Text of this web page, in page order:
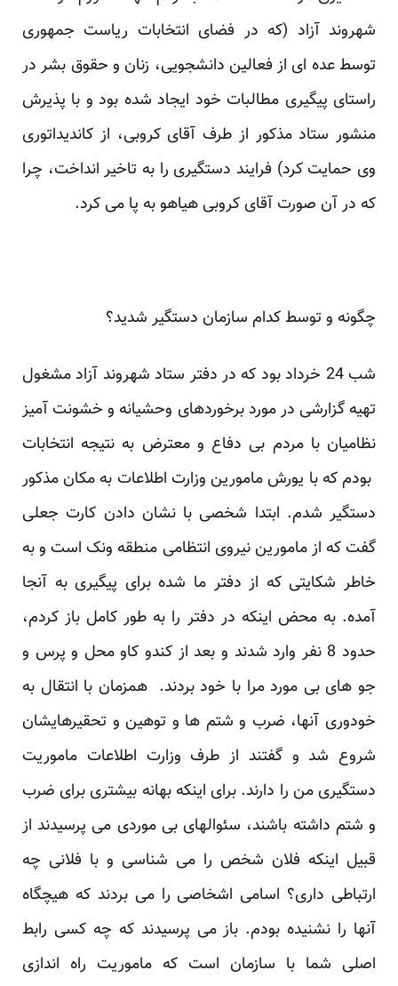
شهروند آزاد (که در فضای انتخابات ریاست جمهوری
توسط عده ای از فعالین دانشجویی، زنان و حقوق بشر در
راستای پیگیری مطالبات خود ایجاد شده بود و با پذیرش
منشور ستاد مذکور از طرف آقای کروبی، از کاندیداتوری
وی حمایت کرد) فرایند دستگیری را به تاخیر انداخت، چرا
که در آن صورت آقای کروبی هیاهو به پا می کرد.
چگونه و توسط کدام سازمان دستگیر شدید؟
شب 24 خرداد بود که در دفتر ستاد شهروند آزاد مشغول
تهیه گزارشی در مورد برخوردهای وحشیانه و خشونت آمیز
نظامیان با مردم بی دفاع و معترض به نتیجه انتخابات
بودم که با یورش مامورین وزارت اطلاعات به مکان مذکور
دستگیر شدم. ابتدا شخصی با نشان دادن کارت جعلی
گفت که از مامورین نیروی انتظامی منطقه ونک است و به
خاطر شکایتی که از دفتر ما شده برای پیگیری به آنجا
آمده. به محض اینکه در دفتر را به طور کامل باز کردم،
حدود 8 نفر وارد شدند و بعد از کندو کاو محل و پرس و
جو های بی مورد مرا با خود بردند. همزمان با انتقال به
خودوری آنها، ضرب و شتم ها و توهین و تحقیرهایشان
شروع شد و گفتند از طرف وزارت اطلاعات ماموریت
دستگیری من را دارند. برای اینکه بهانه بیشتری برای ضرب
و شتم داشته باشند، سئوالهای بی موردی می پرسیدند از
قبیل اینکه فلان شخص را می شناسی و با فلانی چه
ارتباطی داری؟ اسامی اشخاصی را می بردند که هیچگاه
آنها را نشنیده بودم. باز می پرسیدند که چه کسی رابط
اصلی شما با سازمان است که ماموریت راه اندازی